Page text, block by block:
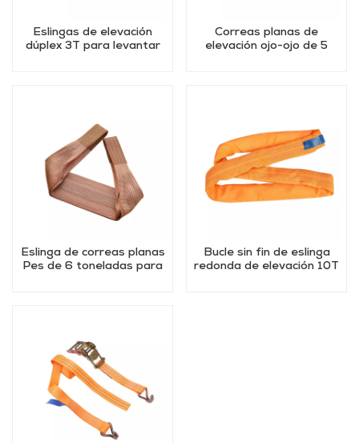
Eslingas de elevación
dúplex 3T para levantar
Correas planas de
elevación ojo-ojo de 5
Eslinga de correas planas
Pes de 6 toneladas para
Bucle sin fin de eslinga
redonda de elevación 10T